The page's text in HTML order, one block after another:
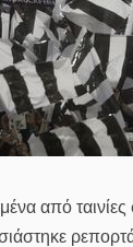
από ταινίες